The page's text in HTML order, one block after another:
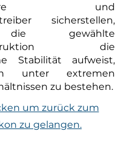
und
sicherstellen,
gewählte
die
Stabilität aufweist,
unter extremen
zu bestehen.
um zurück zum
zu gelangen.